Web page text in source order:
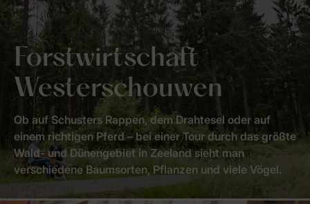
Forstwirtschaft
Westerschouwen
Ob auf Schusters Rappen, dem Drahtesel oder auf
einem richtigen Pferd – bei einer Tour durch das größte
Wald- und Dünengebiet in Zeeland sieht man
verschiedene Baumsorten, Pflanzen und viele Vögel.